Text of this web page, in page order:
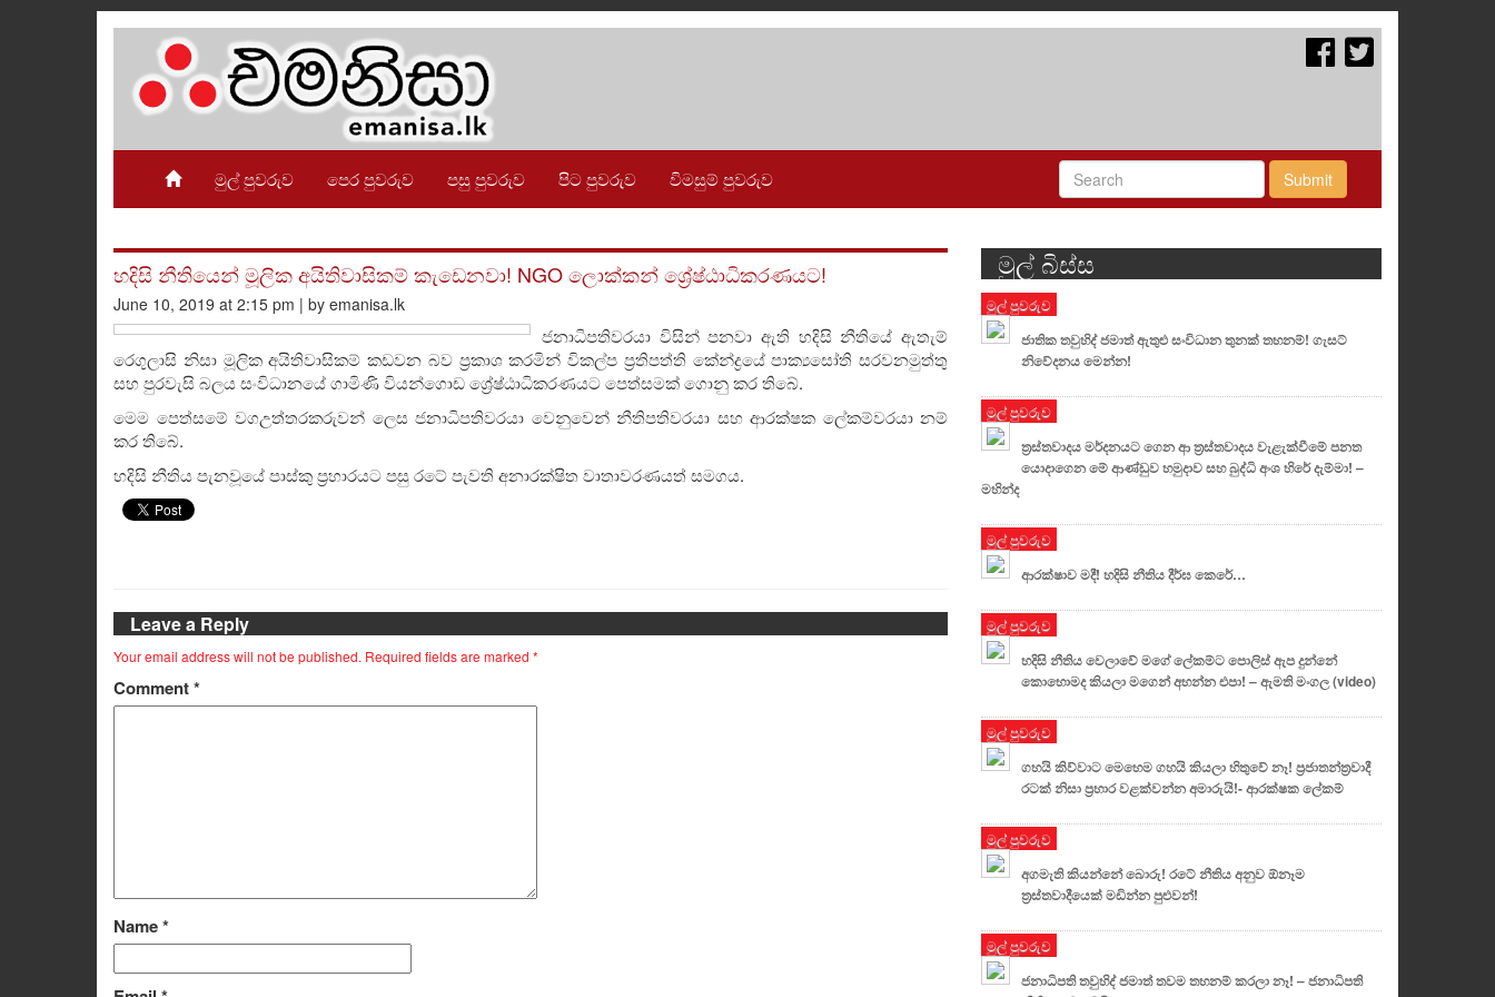
මුල් පුවරුව පෙර පුවරුව පසු පුවරුව පිට පුවරුව විමසුම් පුවරුව Submit
හදිසි නීතියෙන් මූලික අයිතිවාසිකම් කැඩෙනවා! NGO ලොක්කන් ශ්‍රේෂ්ඨාධිකරණයට!
June 10, 2019 at 2:15 pm | by emanisa.lk
ජනාධිපතිවරයා විසින් පනවා ඇති හදිසි නීතියේ ඇතැම්
රෙගුලාසි නිසා මූලික අයිතිවාසිකම් කඩවන බව ප්‍රකාශ කරමින් විකල්ප ප්‍රතිපත්ති කේන්ද්‍රයේ පාක්‍යසෝති සරවනමුත්තු
සහ පුරවැසි බලය සංවිධානයේ ගාමිණි වියන්ගොඩ ශ්‍රේෂ්ඨාධිකරණයට පෙත්සමක් ගොනු කර තිබේ.
මෙම පෙත්සමේ වගඋත්තරකරුවන් ලෙස ජනාධිපතිවරයා වෙනුවෙන් නීතිපතිවරයා සහ ආරක්ෂක ලේකම්වරයා නම්
කර තිබේ.
හදිසි නීතිය පැනවූයේ පාස්කු ප්‍රහාරයට පසු රටේ පැවති අනාරක්ෂිත වාතාවරණයත් සමගය.
Leave a Reply
Your email address will not be published. Required fields are marked *
Comment*
Name*
මුල් බිස්ස
මුල් පුවරුව
ජාතික තවුහිද් ජමාත් ඇතුළු සංවිධාන තුනක් තහනම්! ගැසට්
නිවේදනය මෙන්න!
මුල් පුවරුව
ත්‍රස්තවාදය මර්දනයට ගෙන ආ ත්‍රස්තවාදය වැළැක්වීමේ පනත
යොදාගෙන මේ ආණ්ඩුව හමුදාව සහ බුද්ධි අංශ හිරේ දැම්මා! –
මහින්ද
මුල් පුවරුව
ආරක්ෂාව මදී! හදිසි නීතිය දීර්ඝ කෙරේ…
මුල් පුවරුව
හදිසි නීතිය වෙලාවේ මගේ ලේකම්ට පොලිස් ඇප දුන්නේ
කොහොමද කියලා මගෙන් අහන්න එපා! – ඇමති මංගල (video)
මුල් පුවරුව
ගහයි කිව්වාට මෙහෙම ගහයි කියලා හිතුවේ නෑ! ප්‍රජාතන්ත්‍රවාදී
රටක් නිසා ප්‍රහාර වළක්වන්න අමාරුයි!- ආරක්ෂක ලේකම්
මුල් පුවරුව
අගමැති කියන්නේ බොරු! රටේ නීතිය අනුව ඕනෑම
ත්‍රස්තවාදීයෙක් මඩින්න පුළුවන්!
මුල් පුවරුව
ජනාධිපති තවුහිද් ජමාත් තවම තහනම් කරලා නෑ! – ජනාධිපති